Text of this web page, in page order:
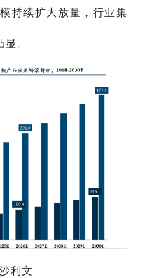
持续扩大放量，行业集
。
利文